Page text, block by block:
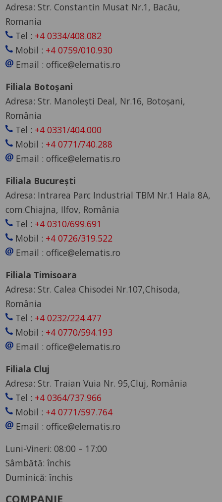
Adresa: Str. Constantin Musat Nr.1, Bacău,
Romania
Tel : +4 0334/408.082
Mobil : +4 0759/010.930
Email : office@elematis.ro
Filiala Botoșani
Adresa: Str. Manolești Deal, Nr.16, Botoșani,
România
Tel : +4 0331/404.000
Mobil : +4 0771/740.288
Email : office@elematis.ro
Filiala București
Adresa: Intrarea Parc Industrial TBM Nr.1 Hala 8A,
com.Chiajna, Ilfov, România
Tel : +4 0310/699.691
Mobil : +4 0726/319.522
Email : office@elematis.ro
Filiala Timisoara
Adresa: Str. Calea Chisodei Nr.107,Chisoda,
România
Tel : +4 0232/224.477
Mobil : +4 0770/594.193
Email : office@elematis.ro
Filiala Cluj
Adresa: Str. Traian Vuia Nr. 95,Cluj, România
Tel : +4 0364/737.966
Mobil : +4 0771/597.764
Email : office@elematis.ro
Luni-Vineri: 08:00 – 17:00
Sâmbătă: închis
Duminică: închis
COMPANIE